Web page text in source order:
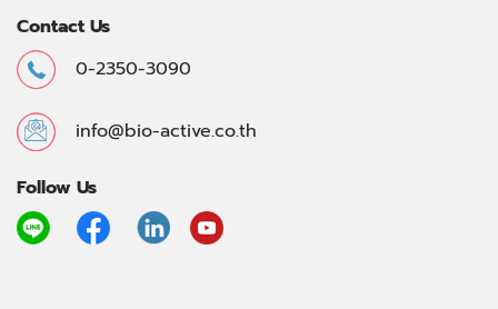
Contact Us
0-2350-3090
info@bio-active.co.th
Follow Us